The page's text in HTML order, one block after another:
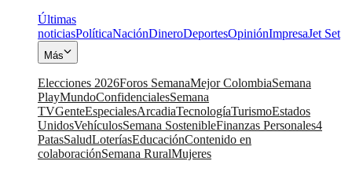
Últimas
noticiasPolíticaNaciónDineroDeportesOpiniónImpresaJet Set
Más
Elecciones 2026Foros SemanaMejor ColombiaSemana
PlayMundoConfidencialesSemana
TVGenteEspecialesArcadiaTecnologíaTurismoEstados
UnidosVehículosSemana SostenibleFinanzas Personales4
PatasSaludLoteríasEducaciónContenido en
colaboraciónSemana RuralMujeres